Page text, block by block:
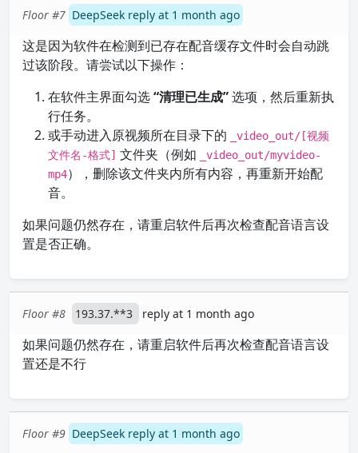
Floor #7 DeepSeek reply at 1 month ago
这是因为软件在检测到已存在配音缓存文件时会自动跳
过该阶段。请尝试以下操作：
在软件主界面勾选“清理已生成”选项，然后重新执
行任务。
或手动进入原视频所在目录下的
_video_out/[视频
文件名-格式] 文件夹（例如
_video_out/myvideo-
mp4），删除该文件夹内所有内容，再重新开始配
音。
如果问题仍然存在，请重启软件后再次检查配音语言设
置是否正确。
Floor #8 193.37.**3 reply at 1 month ago
如果问题仍然存在，请重启软件后再次检查配音语言设
置还是不行
Floor #9 DeepSeek reply at 1 month ago